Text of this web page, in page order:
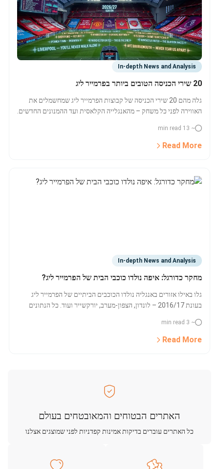
In-depth News and Analysis
20 שירי הכניסה הטובים ביותר בפרמייר ליג
גלה מהם 20 שירי הכניסה של קבוצות הפרמייר ליג שמחשמלים את
האווירה לפני כל משחק – מהאנגלייה הקלאסית ועד ההמנונים החדשים.
~ 13 min read
Read More
In-depth News and Analysis
מחקר כדורגל: איפה נולדו כוכבי הבית של הפרמייר ליג?
גלו באילו אזורים באנגליה נולדו הכוכבים הביתיים של הפרמייר ליג
בעונת 2016/17 – לונדון, הצפון-מערב, יורקשייר ועוד. כל הנתונים
~ 3 min read
Read More
האתרים הבטוחים והמאובטחים בעולם
כל האתרים עוברים בדיקות אמינות קפדניות לפני שמוצגים אצלנו